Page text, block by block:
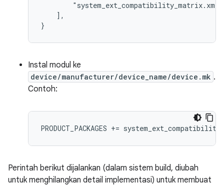
    ],
}
Instal modul ke
device/manufacturer/device_name/device.mk .
Contoh:
PRODUCT_PACKAGES +=
Perintah berikut dijalankan (dalam sistem build, diubah
untuk menghilangkan detail implementasi) untuk membuat